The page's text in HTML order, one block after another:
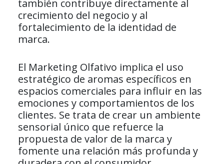
también contribuye directamente al
crecimiento del negocio y al
fortalecimiento de la identidad de
marca.
El Marketing Olfativo implica el uso
estratégico de aromas específicos en
espacios comerciales para influir en las
emociones y comportamientos de los
clientes. Se trata de crear un ambiente
sensorial único que refuerce la
propuesta de valor de la marca y
fomente una relación más profunda y